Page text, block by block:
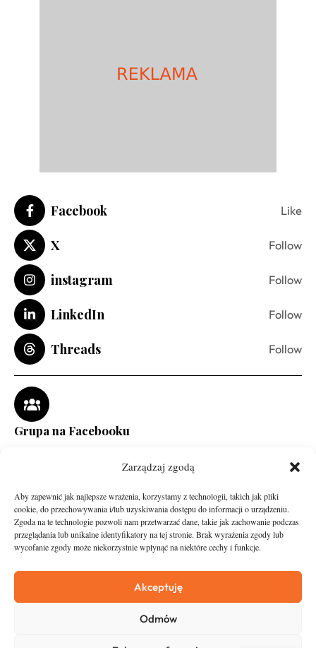
Zarządzaj zgodą
Aby zapewnić jak najlepsze wrażenia, korzystamy z technologii, takich jak pliki
cookie, do przechowywania i/lub uzyskiwania dostępu do informacji o urządzeniu.
Zgoda na te technologie pozwoli nam przetwarzać dane, takie jak zachowanie podczas
przeglądania lub unikalne identyfikatory na tej stronie. Brak wyrażenia zgody lub
wycofanie zgody może niekorzystnie wpłynąć na niektóre cechy i funkcje.
Akceptuję
Odmów
Facebook Like
X Follow
instagram Follow
LinkedIn Follow
Threads Follow
Grupa na Facebooku
Asfalt
O nas
Zostań Patronem
Kontakt